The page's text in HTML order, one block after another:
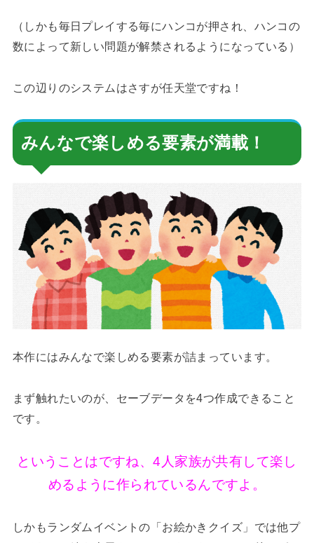
（しかも毎日プレイする毎にハンコが押され、ハンコの
数によって新しい問題が解禁されるようになっている）
この辺りのシステムはさすが任天堂ですね！
みんなで楽しめる要素が満載！
本作にはみんなで楽しめる要素が詰まっています。
まず触れたいのが、セーブデータを4つ作成できること
です。
ということはですね、4人家族が共有して楽し
めるように作られているんですよ。
しかもランダムイベントの「お絵かきクイズ」では他プ